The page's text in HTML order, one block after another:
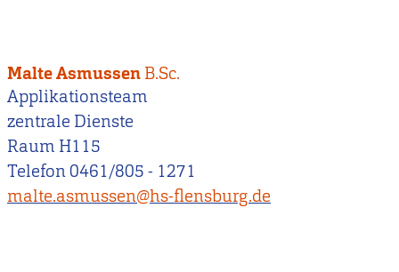
Malte Asmussen B.Sc.
Applikationsteam
zentrale Dienste
Raum H115
Telefon 0461/805 - 1271
malte.asmussen@hs-flensburg.de